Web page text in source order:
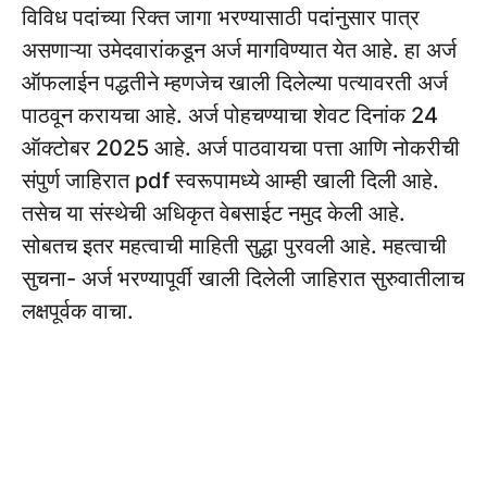
विविध पदांच्या रिक्त जागा भरण्यासाठी पदांनुसार पात्र
असणाऱ्या उमेदवारांकडून अर्ज मागविण्यात येत आहे. हा अर्ज
ऑफलाईन पद्धतीने म्हणजेच खाली दिलेल्या पत्यावरती अर्ज
पाठवून करायचा आहे. अर्ज पोहचण्याचा शेवट दिनांक 24
ऑक्टोबर 2025 आहे. अर्ज पाठवायचा पत्ता आणि नोकरीची
संपुर्ण जाहिरात pdf स्वरूपामध्ये आम्ही खाली दिली आहे.
तसेच या संस्थेची अधिकृत वेबसाईट नमुद केली आहे.
सोबतच इतर महत्वाची माहिती सुद्धा पुरवली आहे. महत्वाची
सुचना- अर्ज भरण्यापूर्वी खाली दिलेली जाहिरात सुरुवातीलाच
लक्षपूर्वक वाचा.